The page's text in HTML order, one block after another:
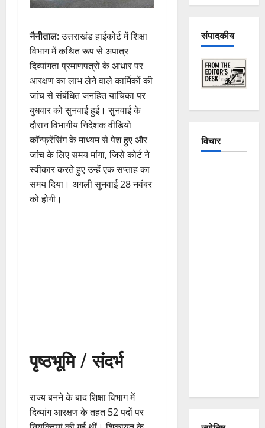
नैनीताल: उत्तराखंड हाईकोर्ट में शिक्षा
विभाग में कथित रूप से अपात्र
दिव्यांगता प्रमाणपत्रों के आधार पर
आरक्षण का लाभ लेने वाले कार्मिकों की
जांच से संबंधित जनहित याचिका पर
बुधवार को सुनवाई हुई। सुनवाई के
दौरान विभागीय निदेशक वीडियो
कॉन्फ्रेंसिंग के माध्यम से पेश हुए और
जांच के लिए समय मांगा, जिसे कोर्ट ने
स्वीकार करते हुए उन्हें एक सप्ताह का
समय दिया। अगली सुनवाई 28 नवंबर
को होगी।
पृष्ठभूमि / संदर्भ
राज्य बनने के बाद शिक्षा विभाग में
दिव्यांग आरक्षण के तहत 52 पदों पर
संपादकीय
विचार